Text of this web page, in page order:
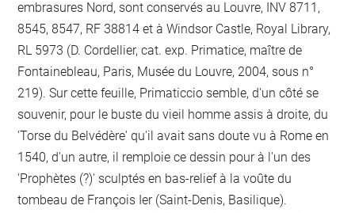
embrasures Nord, sont conservés au Louvre, INV 8711,
8545, 8547, RF 38814 et à Windsor Castle, Royal Library,
RL 5973 (D. Cordellier, cat. exp. Primatice, maître de
Fontainebleau, Paris, Musée du Louvre, 2004, sous n°
219). Sur cette feuille, Primaticcio semble, d'un côté se
souvenir, pour le buste du vieil homme assis à droite, du
'Torse du Belvédère' qu'il avait sans doute vu à Rome en
1540, d'un autre, il remploie ce dessin pour à l'un des
'Prophètes (?)' sculptés en bas-relief à la voûte du
tombeau de François Ier (Saint-Denis, Basilique).